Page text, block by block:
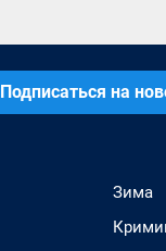
Подписаться на
Зима